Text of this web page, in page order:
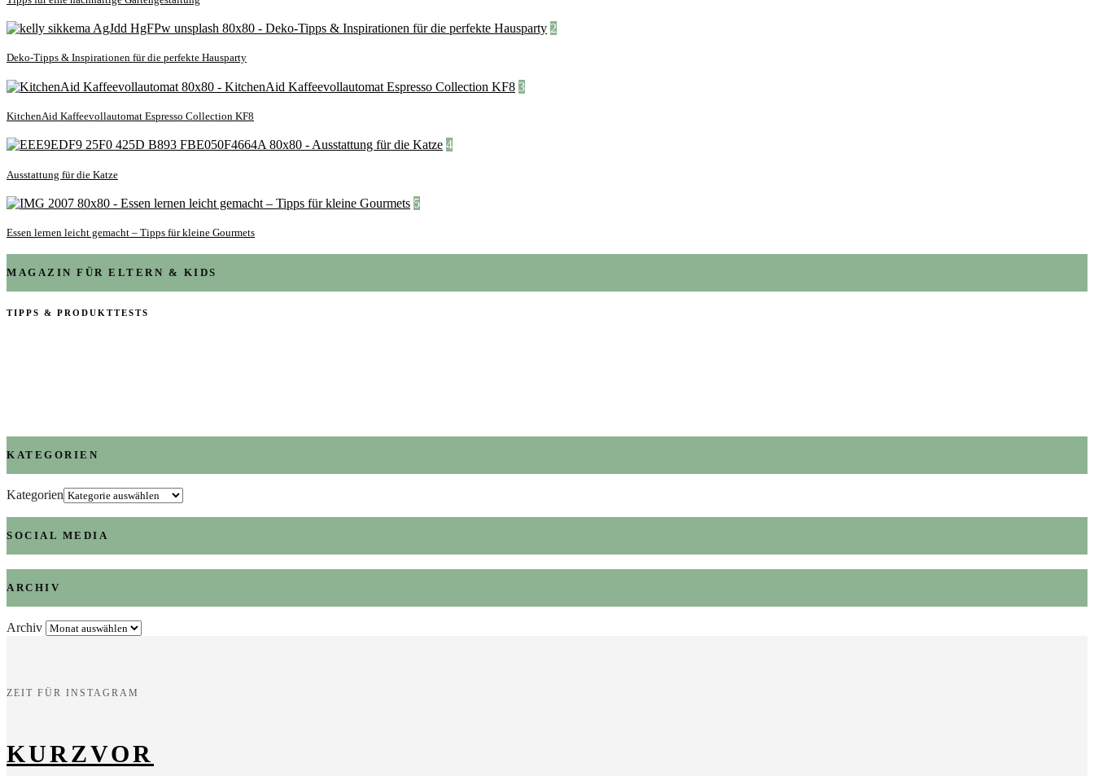
2
Deko-Tipps & Inspirationen für die perfekte Hausparty
3
KitchenAid Kaffeevollautomat Espresso Collection KF8
4
Ausstattung für die Katze
5
Essen lernen leicht gemacht – Tipps für kleine Gourmets
MAGAZIN FÜR ELTERN & KIDS
TIPPS & PRODUKTTESTS
KATEGORIEN
Kategorien
SOCIAL MEDIA
ARCHIV
Archiv
ZEIT FÜR INSTAGRAM
KURZVOR